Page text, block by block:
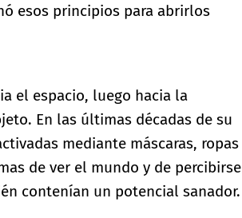
esos principios para abrirlos
el espacio, luego hacia la
En las últimas décadas de su
mediante máscaras, ropas
de ver el mundo y de percibirse
contenían un potencial sanador.